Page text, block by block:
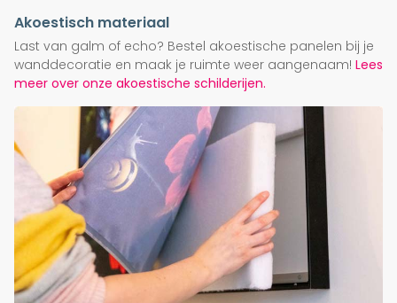
Akoestisch materiaal
Last van galm of echo? Bestel akoestische panelen bij je
wanddecoratie en maak je ruimte weer aangenaam! Lees
meer over onze akoestische schilderijen.